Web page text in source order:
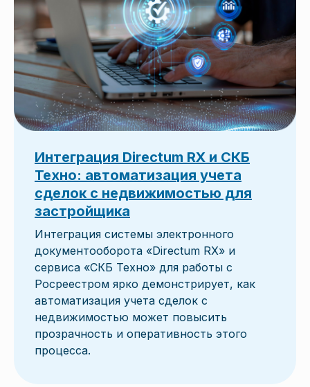
Интеграция Directum RX и СКБ
Техно: автоматизация учета
сделок с недвижимостью для
застройщика
Интеграция системы электронного
документооборота «Directum RX» и
сервиса «СКБ Техно» для работы с
Росреестром ярко демонстрирует, как
автоматизация учета сделок с
недвижимостью может повысить
прозрачность и оперативность этого
процесса.